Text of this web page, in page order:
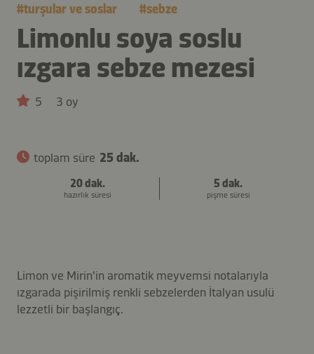
#turşular ve soslar #sebze
Limonlu soya soslu
ızgara sebze mezesi
5 3 oy
toplam süre 25 dak.
20 dak.
hazırlık süresi
5 dak.
pişme süresi
Limon ve Mirin'in aromatik meyvemsi notalarıyla
ızgarada pişirilmiş renkli sebzelerden İtalyan usulü
lezzetli bir başlangıç.